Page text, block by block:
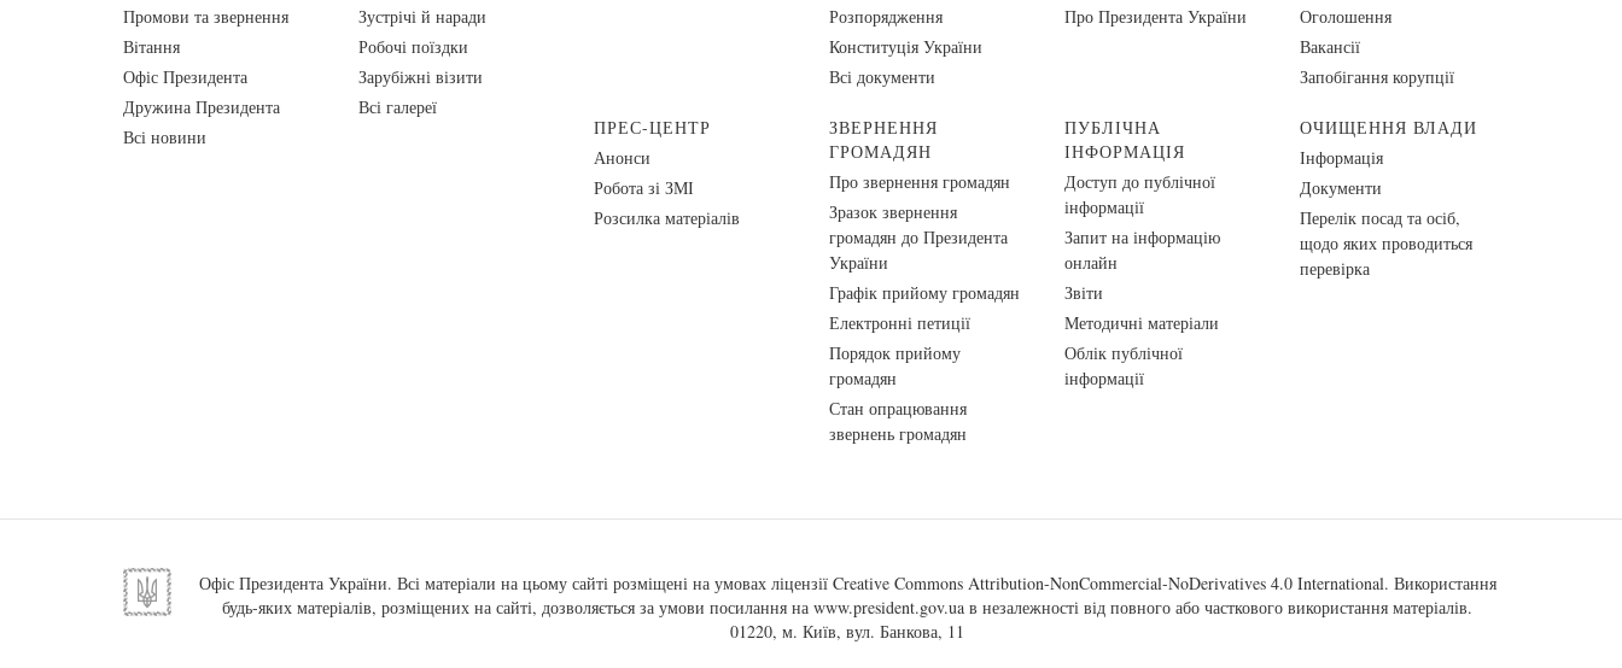
Промови та звернення
Вiтання
Офіс Президента
Дружина Президента
Всі новини
Зустрічі й наради
Робочі поїздки
Зарубіжні візити
Всі галереї
Розпорядження
Конституція України
Всі документи
Про Президента України
Оголошення
Вакансії
Запобігання корупції
ПРЕС-ЦЕНТР
Анонси
Робота зі ЗМІ
Розсилка матеріалів
ЗВЕРНЕННЯ
ГРОМАДЯН
Про звернення громадян
Зразок звернення
громадян до Президента
України
Графік прийому громадян
Електронні петиції
Порядок прийому
громадян
Стан опрацювання
звернень громадян
ПУБЛІЧНА
ІНФОРМАЦІЯ
Доступ до публічної
інформації
Запит на інформацію
онлайн
Звіти
Методичні матеріали
Облік публічної
інформації
ОЧИЩЕННЯ ВЛАДИ
Інформація
Документи
Перелік посад та осіб,
щодо яких проводиться
перевірка
Офіс Президента України. Всі матеріали на цьому сайті розміщені на умовах ліцензії Creative Commons Attribution-NonCommercial-NoDerivatives 4.0 International. Використання
будь-яких матеріалів, розміщених на сайті, дозволяється за умови посилання на www.president.gov.ua в незалежності від повного або часткового використання матеріалів.
01220, м. Київ, вул. Банкова, 11